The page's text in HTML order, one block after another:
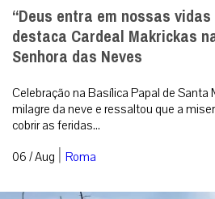
“Deus entra em nossas
destaca Cardeal Makrickas
Senhora das Neves
Celebração na Basílica Papal de Santa
milagre da neve e ressaltou que a
cobrir as feridas...
06 / Aug | Roma